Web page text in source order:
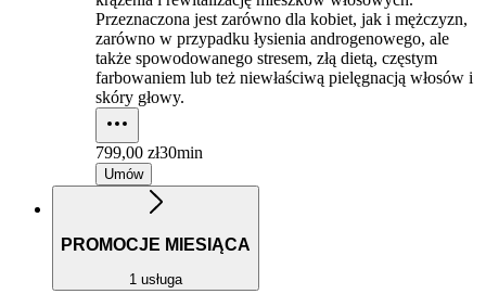
Przeznaczona jest zarówno dla kobiet, jak i mężczyzn,
zarówno w przypadku łysienia androgenowego, ale
także spowodowanego stresem, złą dietą, częstym
farbowaniem lub też niewłaściwą pielęgnacją włosów i
skóry głowy.
799,00 zł30min
Umów
PROMOCJE MIESIĄCA
1 usługa